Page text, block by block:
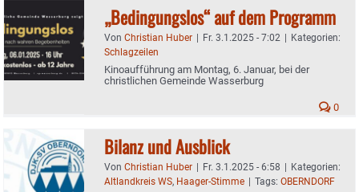
„Bedingungslos“ auf dem Programm
Von Christian Huber | Fr. 3.1.2025 - 7:02 | Kategorien:
Schlagzeilen
Kinoaufführung am Montag, 6. Januar, bei der
christlichen Gemeinde Wasserburg
0
Bilanz und Ausblick
Von Christian Huber | Fr. 3.1.2025 - 6:58 | Kategorien:
Altlandkreis WS, Haager-Stimme | Tags: OBERNDORF